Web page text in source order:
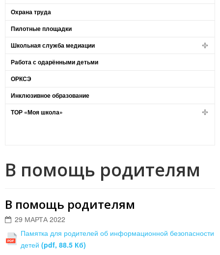
Охрана труда
Пилотные площадки
Школьная служба медиации
Работа с одарёнными детьми
ОРКСЭ
Инклюзивное образование
ТОР «Моя школа»
В помощь родителям
В помощь родителям
29 МАРТА 2022
Памятка для родителей об информационной безопасности
детей (pdf, 88.5 Кб)